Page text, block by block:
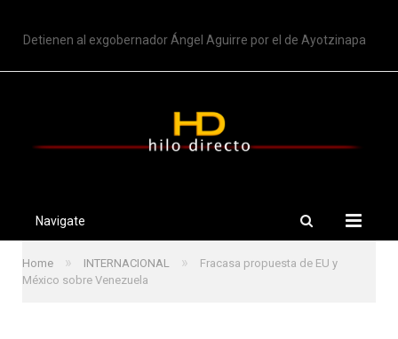
Detienen al exgobernador Ángel Aguirre por el de Ayotzinapa
Navigate
Home » INTERNACIONAL »
Fracasa propuesta de EU y
México sobre Venezuela